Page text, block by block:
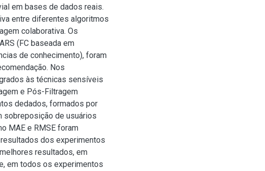
em bases de dados reais.
entre diferentes algoritmos
colaborativa. Os
(FC baseada em
de conhecimento), foram
Nos
às técnicas sensíveis
e Pós-Filtragem
dedados, formados por
sobreposição de usuários
MAE e RMSE foram
dos experimentos
resultados, em
em todos os experimentos